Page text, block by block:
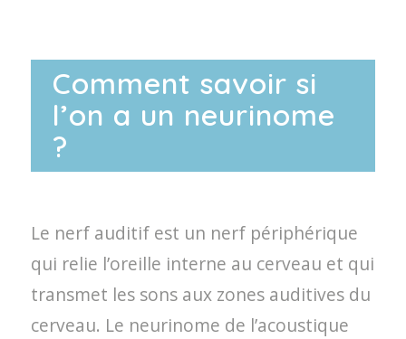
Comment savoir si
l’on a un neurinome
?
Le nerf auditif est un nerf périphérique
qui relie l’oreille interne au cerveau et qui
transmet les sons aux zones auditives du
cerveau. Le neurinome de l’acoustique